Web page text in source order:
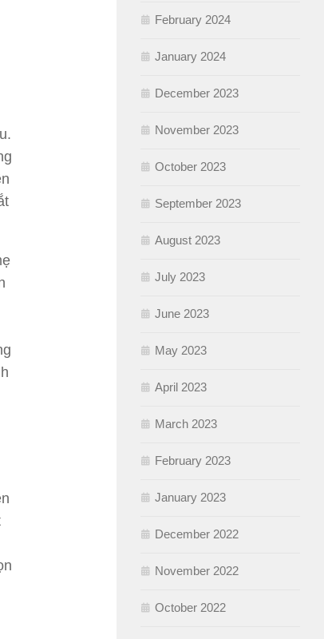
February 2024
January 2024
December 2023
November 2023
October 2023
September 2023
August 2023
July 2023
June 2023
May 2023
April 2023
March 2023
February 2023
January 2023
December 2022
November 2022
October 2022